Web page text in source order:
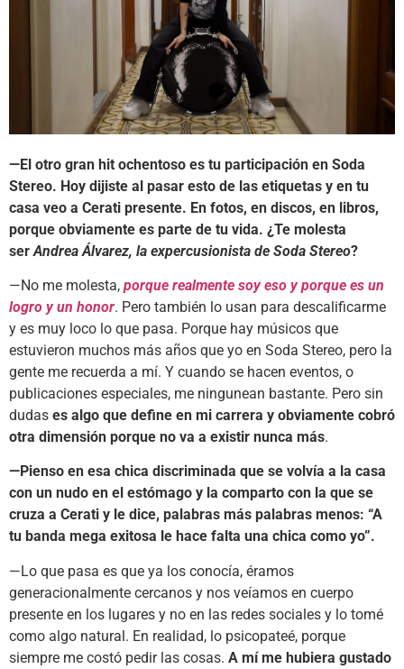
—El otro gran hit ochentoso es tu participación en Soda
Stereo. Hoy dijiste al pasar esto de las etiquetas y en tu
casa veo a Cerati presente. En fotos, en discos, en libros,
porque obviamente es parte de tu vida. ¿Te molesta
ser Andrea Álvarez, la expercusionista de Soda Stereo?
—No me molesta, porque realmente soy eso y porque es un
logro y un honor. Pero también lo usan para descalificarme
y es muy loco lo que pasa. Porque hay músicos que
estuvieron muchos más años que yo en Soda Stereo, pero la
gente me recuerda a mí. Y cuando se hacen eventos, o
publicaciones especiales, me ningunean bastante. Pero sin
dudas es algo que define en mi carrera y obviamente cobró
otra dimensión porque no va a existir nunca más.
—Pienso en esa chica discriminada que se volvía a la casa
con un nudo en el estómago y la comparto con la que se
cruza a Cerati y le dice, palabras más palabras menos: “A
tu banda mega exitosa le hace falta una chica como yo”.
—Lo que pasa es que ya los conocía, éramos
generacionalmente cercanos y nos veíamos en cuerpo
presente en los lugares y no en las redes sociales y lo tomé
como algo natural. En realidad, lo psicopateé, porque
siempre me costó pedir las cosas. A mí me hubiera gustado